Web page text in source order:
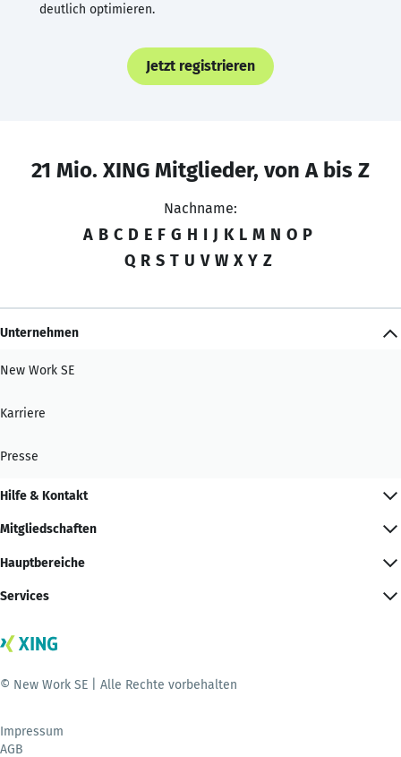
deutlich optimieren.
Jetzt registrieren
21 Mio. XING Mitglieder, von A bis Z
Nachname:
A B C D E F G H I J K L M N O P
Q R S T U V W X Y Z
Unternehmen
New Work SE
Karriere
Presse
Hilfe & Kontakt
Mitgliedschaften
Hauptbereiche
Services
© New Work SE | Alle Rechte vorbehalten
Impressum
AGB